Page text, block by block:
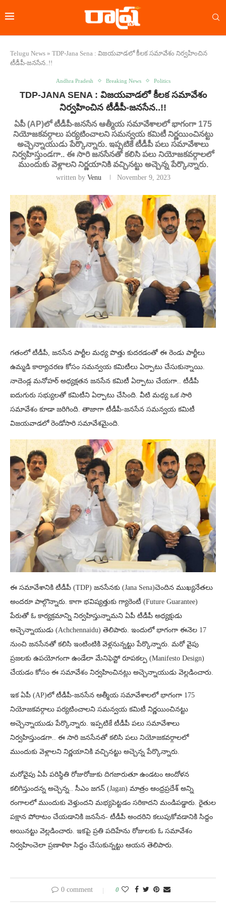
Telugu News » TDP-Jana Sena : విజయవాడలో కీలక సమావేశం నిర్వహించిన
టీడీపీ-జనసేన..!!
Andhra Pradesh Breaking News Politics
TDP-JANA SENA : విజయవాడలో కీలక సమావేశం
నిర్వహించిన టీడీపీ-జనసేన..!!
ఏపీ (AP)లో టీడీపీ-జనసేన ఆత్మీయ సమావేశాలలో భాగంగా 175
నియోజకవర్గాలు పర్యటించాలని సమన్వయ కమిటీ నిర్ణయించినట్టు
అచ్చెన్నాయుడు పేర్కొన్నారు. ఇప్పటికే టీడీపీ పలు సమావేశాలు
నిర్వహిస్తుండగా.. ఈ సారి జనసేనతో కలిసి పలు నియోజకవర్గాలలో
ముందుకు వెళ్లాలని నిర్ణయానికి వచ్చినట్టు అచ్చెన్న పేర్కొన్నారు.
written by Venu November 9, 2023
గతంలో టీడీపీ, జనసేన పార్టీల మధ్య పొత్తు కుదరడంతో ఈ రెండు పార్టీలు
ఉమ్మడి కార్యాచరణ కోసం సమన్వయ కమిటీలు ఏర్పాటు చేసుకున్నాయి.
నాదెండ్ల మనోహర్ అధ్యక్షతన జనసేన కమిటీ ఏర్పాటు చేయగా.. టీడీపీ
ఐదుగురు సభ్యులతో కమిటీని ఏర్పాటు చేసింది. వీటి మధ్య ఒక సారి
సమావేశం కూడా జరిగింది. తాజాగా టీడీపీ-జనసేన సమన్వయ కమిటీ
విజయవాడలో రెండోసారి సమావేశమైంది.
ఈ సమావేశానికి టీడీపీ (TDP) జనసేనకు (Jana Sena)చెందిన ముఖ్యనేతలు
అందరూ పాల్గొన్నారు. కాగా భవిష్యత్తుకు గ్యారెంటీ (Future Guarantee)
పేరుతో ఓ కార్యక్రమాన్ని నిర్వహిస్తున్నామని ఏపీ టీడీపీ అధ్యక్షుడు
అచ్చెన్నాయుడు (Achchennaidu) తెలిపారు. ఇందులో భాగంగా ఈనెల 17
నుంచి జనసేనతో కలిసి ఇంటింటికి వెళ్లనున్నట్టు పేర్కొన్నారు. మరో వైపు
ప్రజలకు ఉపయోగంగా ఉండేలా మేనిఫెస్టో రూపకల్ప (Manifesto Design)
చేయడం కోసం ఈ సమావేశం నిర్వహించినట్లు అచ్చెన్నాయుడు వెల్లడించారు.
ఇక ఏపీ (AP)లో టీడీపీ-జనసేన ఆత్మీయ సమావేశాలలో భాగంగా 175
నియోజకవర్గాలు పర్యటించాలని సమన్వయ కమిటీ నిర్ణయించినట్టు
అచ్చెన్నాయుడు పేర్కొన్నారు. ఇప్పటికే టీడీపీ పలు సమావేశాలు
నిర్వహిస్తుండగా.. ఈ సారి జనసేనతో కలిసి పలు నియోజకవర్గాలలో
ముందుకు వెళ్లాలని నిర్ణయానికి వచ్చినట్టు అచ్చెన్న పేర్కొన్నారు.
మరోవైపు ఏపీ పరిస్థితి రోజురోజుకు దిగజారుతూ ఉండటం ఆందోళన
కలిగిస్తుందన్న అచ్చెన్న.. సీఎం జగన్ (Jagan) మాత్రం ఆంధ్రప్రదేశ్ అన్ని
రంగాలలో ముందుకు వెళ్తుందని మభ్యపెట్టడం సరికాదని మండిపడ్డారు. రైతుల
పక్షాన పోరాటం చేయడానికి జనసేన- టీడీపీ అందరిని కలుపుకోవడానికి సిద్దం
అయినట్టు వెల్లడించారు. ఇకపై ప్రతి పదిహేను రోజులకు ఓ సమావేశం
నిర్వహించెలా ప్రణాళికా సిద్దం చేసుకున్నట్టు ఆయన తెలిపారు.
0 comment 0